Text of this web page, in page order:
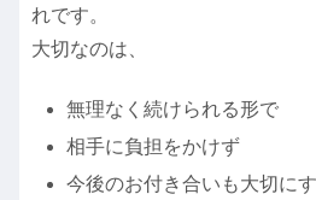
れです。
大切なのは、
無理なく続けられる形で
相手に負担をかけず
今後のお付き合いも大切に